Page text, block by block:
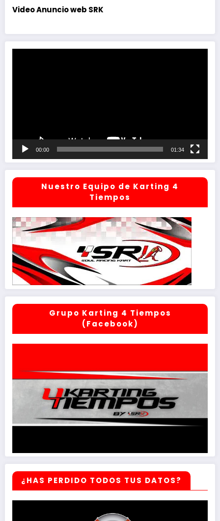
Video Anuncio web SRK
00:00 01:34
Nuestro Equipo de Karting 4
Tiempos
Grupo Karting 4 Tiempos
(Facebook)
¿HAS PERDIDO TODOS TUS DATOS?